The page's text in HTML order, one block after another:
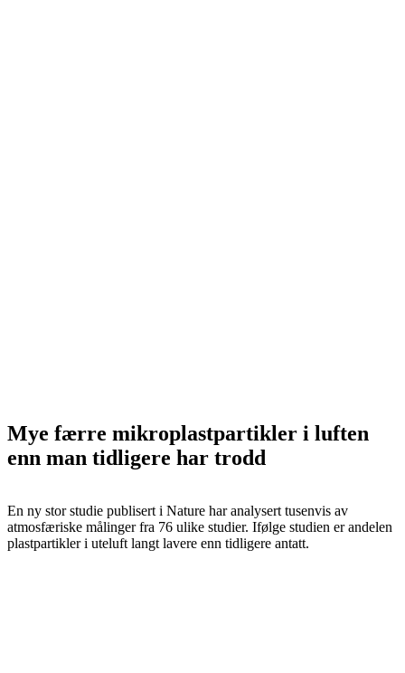
Mye færre mikroplastpartikler i luften
enn man tidligere har trodd
En ny stor studie publisert i Nature har analysert tusenvis av
atmosfæriske målinger fra 76 ulike studier. Ifølge studien er andelen
plastpartikler i uteluft langt lavere enn tidligere antatt.